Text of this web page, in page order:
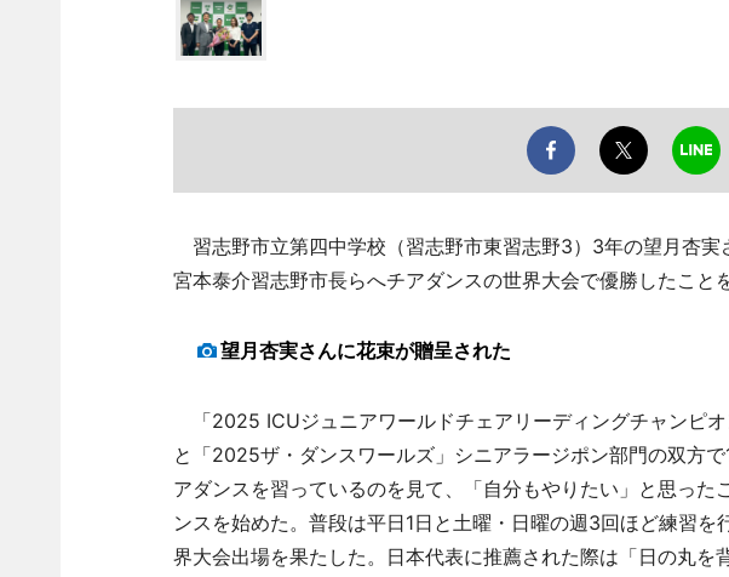
習志野市立第四中学校（習志野市東習志野3）3年の望月杏実
宮本泰介習志野市長らへチアダンスの世界大会で優勝したこと
望月杏実さんに花束が贈呈された
「2025 ICUジュニアワールドチェアリーディングチャンピ
と「2025ザ・ダンスワールズ」シニアラージポン部門の双方
アダンスを習っているのを見て、「自分もやりたい」と思った
ンスを始めた。普段は平日1日と土曜・日曜の週3回ほど練習
界大会出場を果たした。日本代表に推薦された際は「日の丸を